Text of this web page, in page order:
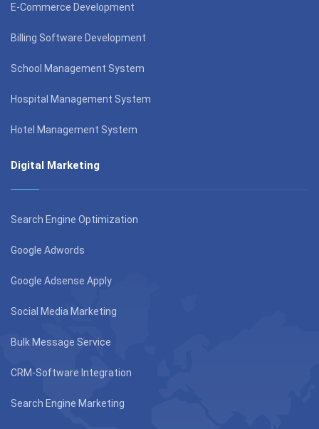
E-Commerce Development
Billing Software Development
School Management System
Hospital Management System
Hotel Management System
Digital Marketing
Search Engine Optimization
Google Adwords
Google Adsense Apply
Social Media Marketing
Bulk Message Service
CRM-Software Integration
Search Engine Marketing